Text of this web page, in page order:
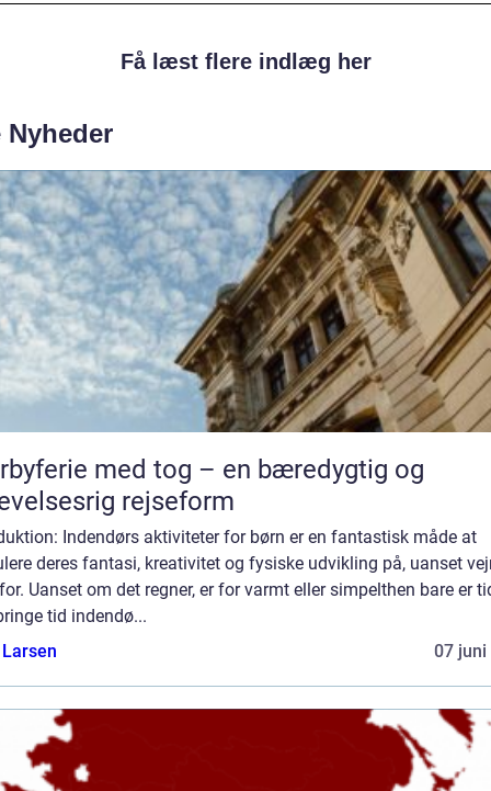
Få læst flere indlæg her
Nyheder
med tog – en bæredygtig og
rejseform
Indendørs aktiviteter for børn er en fantastisk måde at
deres fantasi, kreativitet og fysiske udvikling på, uanset
Uanset om det regner, er for varmt eller simpelthen bare er
tid indendø...
07 juni